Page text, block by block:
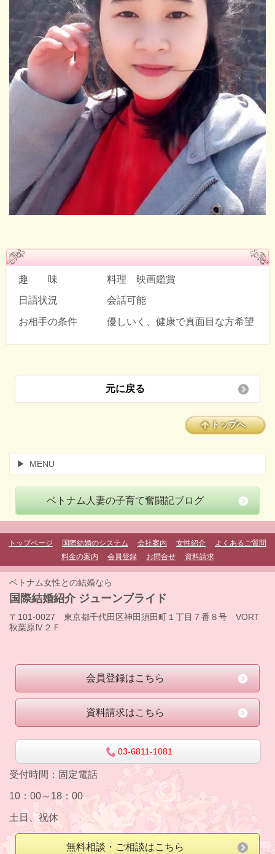
趣 味 料理 映画鑑賞
日語状況 会話可能
お相手の条件 優しいく、健康で真面目な方希望
元に戻る
トップへ
MENU
ベトナム人妻の子育て奮闘記ブログ
トップページ 国際結婚のシステム 会社案内 女性紹介
よくあるご質問
料金の案内
会員登録 お問合せ 資料請求
ベトナム女性との結婚なら
国際結婚紹介 ジューンブライド
〒101-0027 東京都千代田区神田須田町１丁目７番８号 VORT
秋葉原Ⅳ２Ｆ
会員登録はこちら
資料請求はこちら
03-6811-1081
受付時間： 固定電話
10：00～18：00
土日、祝休
無料相談・ご相談はこちら